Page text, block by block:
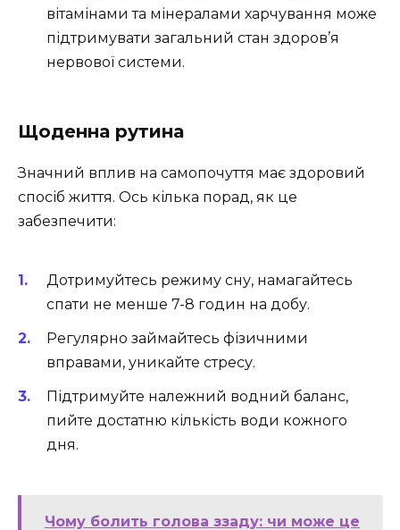
вітамінами та мінералами харчування може
підтримувати загальний стан здоров’я
нервової системи.
Щоденна рутина
Значний вплив на самопочуття має здоровий
спосіб життя. Ось кілька порад, як це
забезпечити:
Дотримуйтесь режиму сну, намагайтесь
спати не менше 7-8 годин на добу.
Регулярно займайтесь фізичними
вправами, уникайте стресу.
Підтримуйте належний водний баланс,
пийте достатню кількість води кожного
дня.
Чому болить голова ззаду: чи може це